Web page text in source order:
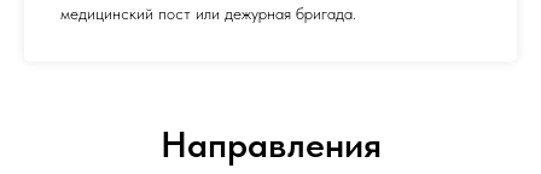
медицинский пост или дежурная бригада.
Направления